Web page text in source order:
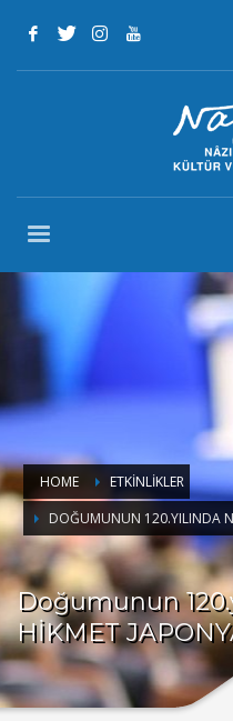
HOME
ETKINLIKLER
DOĞUMUNUN 120.YILINDA
Doğumunun
HİKMET